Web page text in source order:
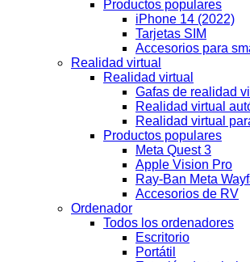
Productos populares
iPhone 14 (2022)
Tarjetas SIM
Accesorios para
Realidad virtual
Realidad virtual
Gafas de realidad
Realidad virtual
Realidad virtual
Productos populares
Meta Quest 3
Apple Vision Pro
Ray-Ban Meta
Accesorios de RV
Ordenador
Todos los ordenadores
Escritorio
Portátil